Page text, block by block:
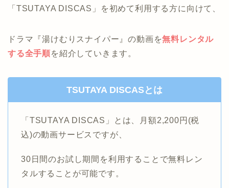
「TSUTAYA DISCAS」を初めて利用する方に向けて、
ドラマ『湯けむりスナイパー』の動画を無料レンタル
する全手順を紹介していきます。
TSUTAYA DISCASとは
「TSUTAYA DISCAS」とは、月額2,200円(税
込)の動画サービスですが、
30日間のお試し期間を利用することで無料レン
タルすることが可能です。